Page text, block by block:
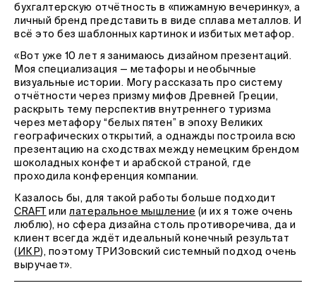
бухгалтерскую отчётность в «пижамную вечеринку», а
личный бренд представить в виде сплава металлов. И
всё это без шаблонных картинок и избитых метафор.
«Вот уже 10 лет я занимаюсь дизайном презентаций.
Моя специализация — метафоры и необычные
визуальные истории. Могу рассказать про систему
отчётности через призму мифов Древней Греции,
раскрыть тему перспектив внутреннего туризма
через метафору “белых пятен” в эпоху Великих
географических открытий, а однажды построила всю
презентацию на сходствах между немецким брендом
шоколадных конфет и арабской страной, где
проходила конференция компании.
Казалось бы, для такой работы больше подходит
CRAFT
илилатеральное мышление (и их я тоже очень
люблю), но сфера дизайна столь противоречива, да и
клиент всегда ждёт идеальный конечный результат
( ИКР), поэтому ТРИЗовский системный подход очень
выручает».